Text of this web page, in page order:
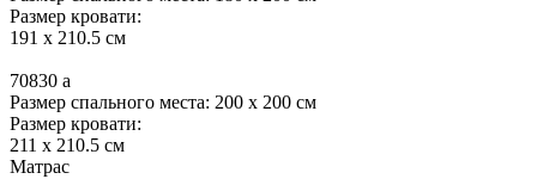
Размер кровати:
191 x 210.5 см
70830 a
Размер спального места: 200 x 200 см
Размер кровати:
211 x 210.5 см
Матрас